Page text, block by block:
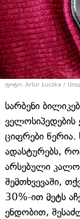
ფოტო: Artur Łuczka /
სარბენი
ციფრები წერია.
ადასტურებს,
არსებული
შემთხვევაში,
30%-ით მეტს
ენდობით,